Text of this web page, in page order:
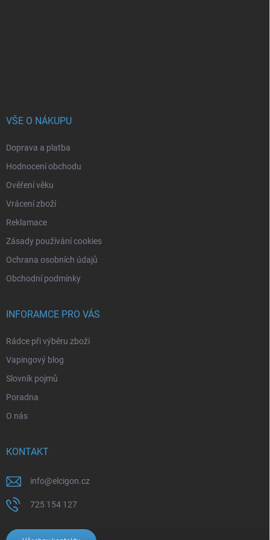
VŠE O NÁKUPU
Doprava a platba
Hodnocení obchodu
Ověření věku
Vrácení zboží
Reklamace
Zásady používání cookies
Ochrana osobních údajů
Obchodní podmínky
INFORAMCE PRO VÁS
Rádce při výběru zboží
Vapingový blog
Slovník pojmů
Poradna
O nás
KONTAKT
info@elcigon.cz
725 154 127